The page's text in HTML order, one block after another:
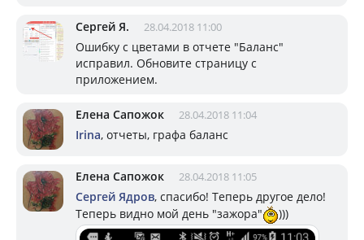
Сергей Я. 28.04.2018 11:00
Ошибку с цветами в отчете "Баланс"
исправил. Обновите страницу с
приложением.
Елена Сапожок 28.04.2018 11:04
Irina, отчеты, графа баланс
Елена Сапожок 28.04.2018 11:05
Сергей Ядров, спасибо! Теперь другое дело!
Теперь видно мой день "зажора"
)))